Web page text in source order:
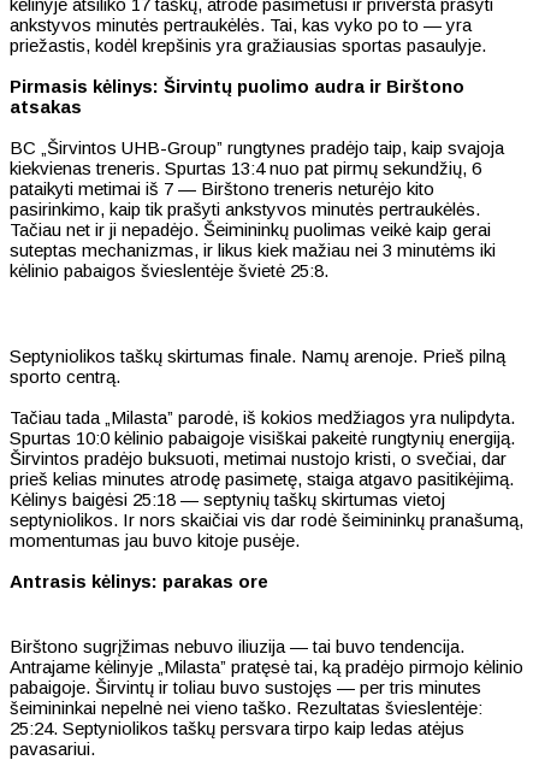
ankstyvos minutės pertraukėlės. Tai, kas vyko po to — yra
priežastis, kodėl krepšinis yra gražiausias sportas pasaulyje.
Pirmasis kėlinys: Širvintų puolimo audra ir Birštono
atsakas
BC „Širvintos UHB-Group” rungtynes pradėjo taip, kaip svajoja
kiekvienas treneris. Spurtas 13:4 nuo pat pirmų sekundžių, 6
pataikyti metimai iš 7 — Birštono treneris neturėjo kito
pasirinkimo, kaip tik prašyti ankstyvos minutės pertraukėlės.
Tačiau net ir ji nepadėjo. Šeimininkų puolimas veikė kaip gerai
suteptas mechanizmas, ir likus kiek mažiau nei 3 minutėms iki
kėlinio pabaigos švieslentėje švietė 25:8.
Septyniolikos taškų skirtumas finale. Namų arenoje. Prieš pilną
sporto centrą.
Tačiau tada „Milasta” parodė, iš kokios medžiagos yra nulipdyta.
Spurtas 10:0 kėlinio pabaigoje visiškai pakeitė rungtynių energiją.
Širvintos pradėjo buksuoti, metimai nustojo kristi, o svečiai, dar
prieš kelias minutes atrodę pasimetę, staiga atgavo pasitikėjimą.
Kėlinys baigėsi 25:18 — septynių taškų skirtumas vietoj
septyniolikos. Ir nors skaičiai vis dar rodė šeimininkų pranašumą,
momentumas jau buvo kitoje pusėje.
Antrasis kėlinys: parakas ore
Birštono sugrįžimas nebuvo iliuzija — tai buvo tendencija.
Antrajame kėlinyje „Milasta” pratęsė tai, ką pradėjo pirmojo kėlinio
pabaigoje. Širvintų ir toliau buvo sustojęs — per tris minutes
šeimininkai nepelnė nei vieno taško. Rezultatas švieslentėje:
25:24. Septyniolikos taškų persvara tirpo kaip ledas atėjus
pavasariui.